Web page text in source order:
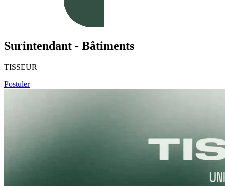
Surintendant - Bâtiments
TISSEUR
Postuler